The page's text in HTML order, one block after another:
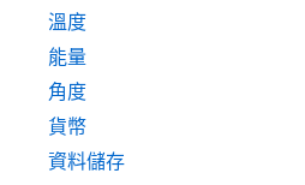
溫度
能量
角度
貨幣
資料儲存